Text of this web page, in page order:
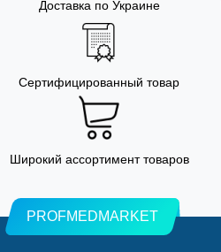
Доставка по Украине
Сертифицированный товар
Широкий ассортимент товаров
PROFMEDMARKET